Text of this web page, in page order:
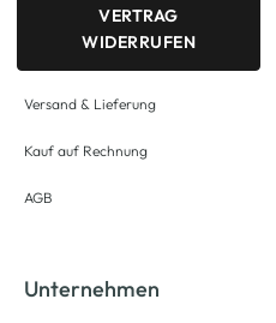
VERTRAG
WIDERRUFEN
Versand & Lieferung
Kauf auf Rechnung
AGB
Unternehmen